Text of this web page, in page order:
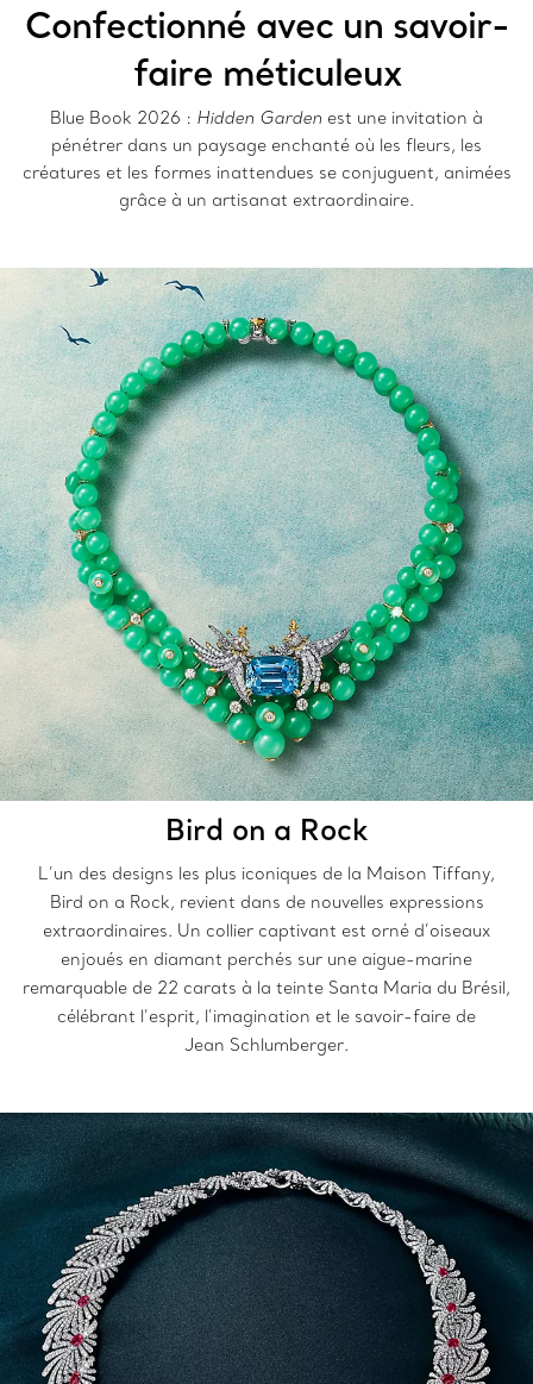
Confectionné avec un savoir-
faire méticuleux
Blue Book 2026 : Hidden Garden est une invitation à
pénétrer dans un paysage enchanté où les fleurs, les
créatures et les formes inattendues se conjuguent, animées
grâce à un artisanat extraordinaire.
Bird on a Rock
L’un des designs les plus iconiques de la Maison Tiffany,
Bird on a Rock, revient dans de nouvelles expressions
extraordinaires. Un collier captivant est orné d’oiseaux
enjoués en diamant perchés sur une aigue-marine
remarquable de 22 carats à la teinte Santa Maria du Brésil,
célébrant l’esprit, l’imagination et le savoir-faire de
Jean Schlumberger.